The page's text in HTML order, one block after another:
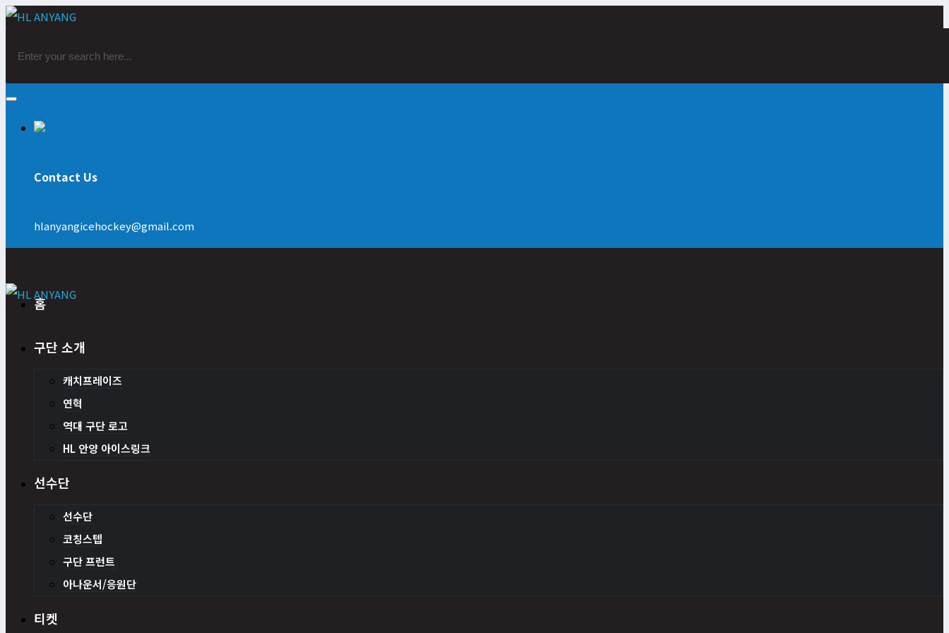
Contact Us
hlanyangicehockey@gmail.com
홈
구단 소개
캐치프레이즈
연혁
역대 구단 로고
HL 안양 아이스링크
선수단
선수단
코칭스텝
구단 프런트
아나운서/응원단
티켓